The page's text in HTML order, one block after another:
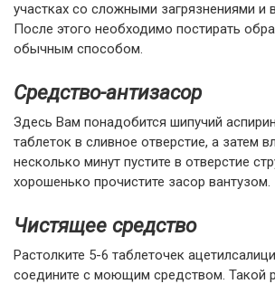
участках со сложными загрязнениями и
После этого необходимо постирать
обычным способом.
Средство-антизасор
Здесь Вам понадобится шипучий
таблеток в сливное отверстие, а затем
несколько минут пустите в отверстие
хорошенько прочистите засор вантузом.
Чистящее средство
Растолките 5-6 таблеточек
соедините с моющим средством. Такой